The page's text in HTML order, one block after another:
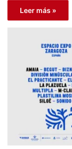
Leer más »